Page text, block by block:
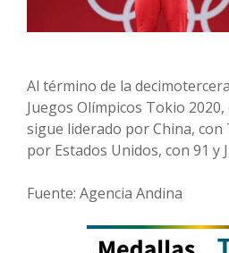
Al término de la
Juegos Olímpicos Tokio
sigue liderado por China, con
por Estados Unidos, con 91 y
Fuente: Agencia Andina